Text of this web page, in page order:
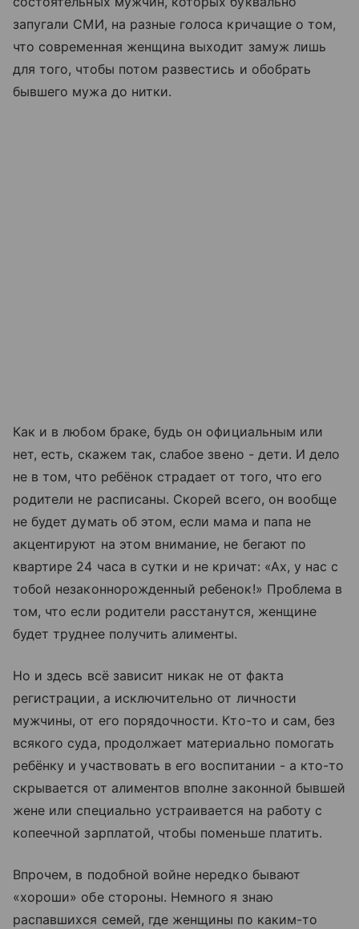
запугали СМИ, на разные голоса кричащие о том,
что современная женщина выходит замуж лишь
для того, чтобы потом развестись и обобрать
бывшего мужа до нитки.
Как и в любом браке, будь он официальным или
нет, есть, скажем так, слабое звено - дети. И дело
не в том, что ребёнок страдает от того, что его
родители не расписаны. Скорей всего, он вообще
не будет думать об этом, если мама и папа не
акцентируют на этом внимание, не бегают по
квартире 24 часа в сутки и не кричат: «Ах, у нас с
тобой незаконнорожденный ребенок!» Проблема в
том, что если родители расстанутся, женщине
будет труднее получить алименты.
Но и здесь всё зависит никак не от факта
регистрации, а исключительно от личности
мужчины, от его порядочности. Кто-то и сам, без
всякого суда, продолжает материально помогать
ребёнку и участвовать в его воспитании - а кто-то
скрывается от алиментов вполне законной бывшей
жене или специально устраивается на работу с
копеечной зарплатой, чтобы поменьше платить.
Впрочем, в подобной войне нередко бывают
«хороши» обе стороны. Немного я знаю
распавшихся семей, где женщины по каким-то